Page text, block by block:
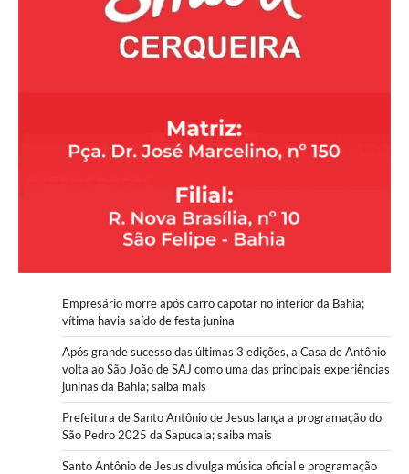
Empresário morre após carro capotar no interior da Bahia;
vítima havia saído de festa junina
Após grande sucesso das últimas 3 edições, a Casa de Antônio
volta ao São João de SAJ como uma das principais experiências
juninas da Bahia; saiba mais
Prefeitura de Santo Antônio de Jesus lança a programação do
São Pedro 2025 da Sapucaia; saiba mais
Santo Antônio de Jesus divulga música oficial e programação